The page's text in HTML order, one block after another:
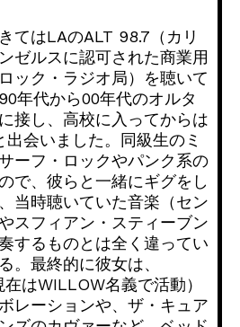
てはLAのALT 98.7（ カリ
ゼルスに認可された商業用
ック・ラジオ局）を聴いて
年代から00年代のオルタ
接し、 高校に入ってからは
会いました。
同級生のミ
ーフ・ ロックやパンク系の
で、 彼らと一緒にギグをし
当時聴いていた音楽（セン
スフィアン・スティーブン
するものとは全く違ってい
。 最終的に彼女は、
はWILLOW名義で活動）
レーションや、ザ・キュア